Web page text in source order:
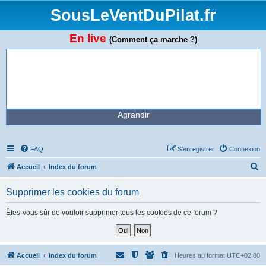
SousLeVentDuPilat.fr
En live (Comment ça marche ?)
Agrandir
FAQ Connexion
S’enregistrer
Accueil Index du forum
Supprimer les cookies du forum
Êtes-vous sûr de vouloir supprimer tous les cookies de ce forum ?
Accueil Index du forum Heures au format UTC+02:00